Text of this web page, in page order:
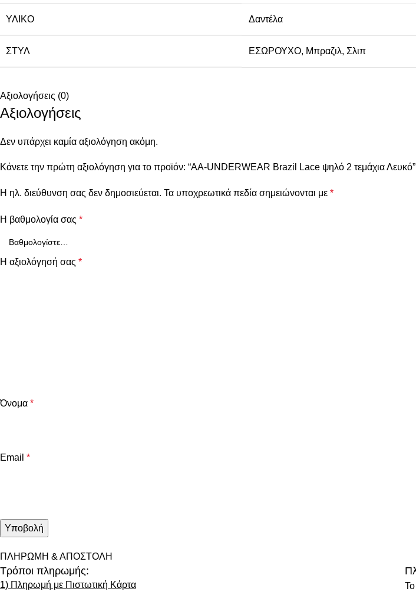
ΥΛΙΚΌ Δαντέλα
ΣΤΥΛ ΕΣΩΡΟΥΧΟ, Μπραζιλ, Σλιπ
Αξιολογήσεις (0)
Αξιολογήσεις
Δεν υπάρχει καμία αξιολόγηση ακόμη.
Κάνετε την πρώτη αξιολόγηση για το προϊόν: “AA-UNDERWEAR Brazil Lace ψηλό 2 τεμάχια Λευκό”
Η ηλ. διεύθυνση σας δεν δημοσιεύεται. Τα υποχρεωτικά πεδία σημειώνονται με *
Η βαθμολογία σας *
Η αξιολόγησή σας *
Όνομα *
Email *
ΠΛΗΡΩΜΗ & ΑΠΟΣΤΟΛΗ
Τρόποι πληρωμής:
1) Πληρωμή με Πιστωτική Κάρτα To